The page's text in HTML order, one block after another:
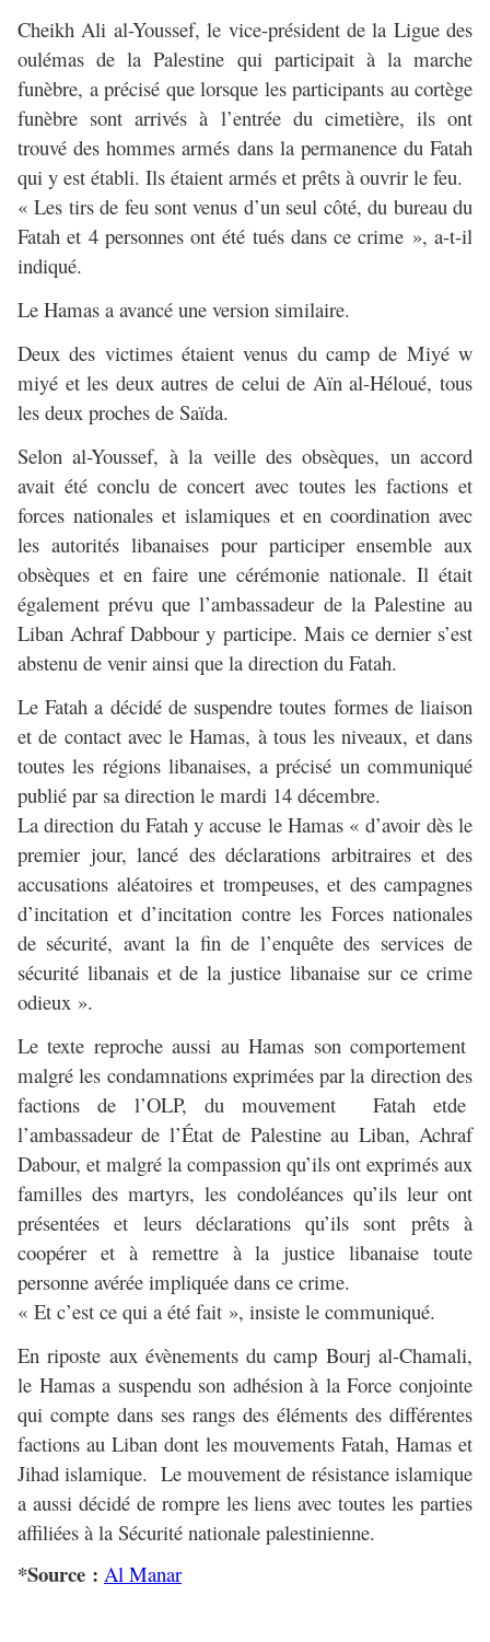
Cheikh Ali al-Youssef, le vice-président de la Ligue des
oulémas de la Palestine qui participait à la marche
funèbre, a précisé que lorsque les participants au cortège
funèbre sont arrivés à l’entrée du cimetière, ils ont
trouvé des hommes armés dans la permanence du Fatah
qui y est établi. Ils étaient armés et prêts à ouvrir le feu.
« Les tirs de feu sont venus d’un seul côté, du bureau du
Fatah et 4 personnes ont été tués dans ce crime », a-t-il
indiqué.
Le Hamas a avancé une version similaire.
Deux des victimes étaient venus du camp de Miyé w
miyé et les deux autres de celui de Aïn al-Héloué, tous
les deux proches de Saïda.
Selon al-Youssef, à la veille des obsèques, un accord
avait été conclu de concert avec toutes les factions et
forces nationales et islamiques et en coordination avec
les autorités libanaises pour participer ensemble aux
obsèques et en faire une cérémonie nationale. Il était
également prévu que l’ambassadeur de la Palestine au
Liban Achraf Dabbour y participe. Mais ce dernier s’est
abstenu de venir ainsi que la direction du Fatah.
Le Fatah a décidé de suspendre toutes formes de liaison
et de contact avec le Hamas, à tous les niveaux, et dans
toutes les régions libanaises, a précisé un communiqué
publié par sa direction le mardi 14 décembre.
La direction du Fatah y accuse le Hamas « d’avoir dès le
premier jour, lancé des déclarations arbitraires et des
accusations aléatoires et trompeuses, et des campagnes
d’incitation et d’incitation contre les Forces nationales
de sécurité, avant la fin de l’enquête des services de
sécurité libanais et de la justice libanaise sur ce crime
odieux ».
Le texte reproche aussi au Hamas son comportement
malgré les condamnations exprimées par la direction des
factions de l’OLP, du mouvement Fatah etde
l’ambassadeur de l’État de Palestine au Liban, Achraf
Dabour, et malgré la compassion qu’ils ont exprimés aux
familles des martyrs, les condoléances qu’ils leur ont
présentées et leurs déclarations qu’ils sont prêts à
coopérer et à remettre à la justice libanaise toute
personne avérée impliquée dans ce crime.
« Et c’est ce qui a été fait », insiste le communiqué.
En riposte aux évènements du camp Bourj al-Chamali,
le Hamas a suspendu son adhésion à la Force conjointe
qui compte dans ses rangs des éléments des différentes
factions au Liban dont les mouvements Fatah, Hamas et
Jihad islamique. Le mouvement de résistance islamique
a aussi décidé de rompre les liens avec toutes les parties
affiliées à la Sécurité nationale palestinienne.
*Source : Al Manar